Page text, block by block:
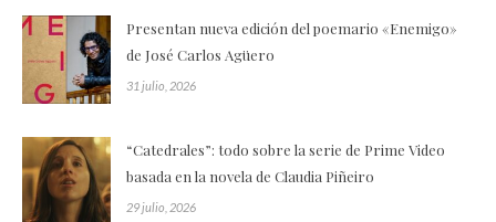
Presentan nueva edición del poemario «Enemigo»
de José Carlos Agüero
31 julio, 2026
“Catedrales”: todo sobre la serie de Prime Video
basada en la novela de Claudia Piñeiro
29 julio, 2026